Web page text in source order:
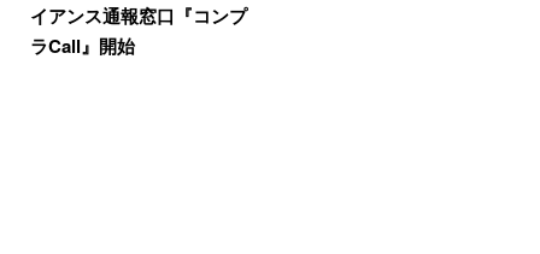
イアンス通報窓口『コンプ
ラCall』開始